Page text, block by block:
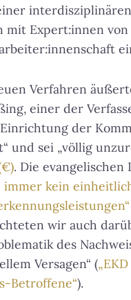
mit Expert:innen
Verfahren
einer der
der
und sei „völlig
. Die evangelischen
immer kein
wir auch
des
Versagen“ (
Betroffene“).